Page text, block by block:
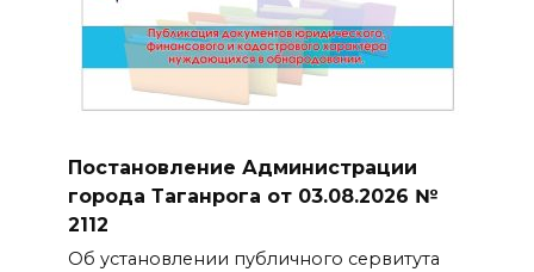
Постановление Администрации
города Таганрога от 03.08.2026 №
2112
Об установлении публичного сервитута